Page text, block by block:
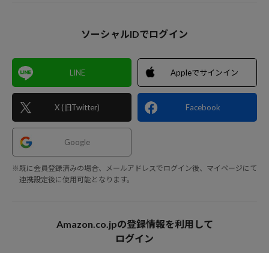
ソーシャルIDでログイン
LINE
X (旧Twitter)
Appleでサインイン
Facebook
Google
※既に会員登録済みの場合、メールアドレスでログイン後、マイページにて
連携設定後に使用可能となります。
Amazon.co.jpの登録情報を利用して
ログイン